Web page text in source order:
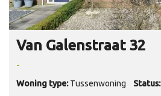
Van Galenstraat 32
-
Woning type: Tussenwoning Status: